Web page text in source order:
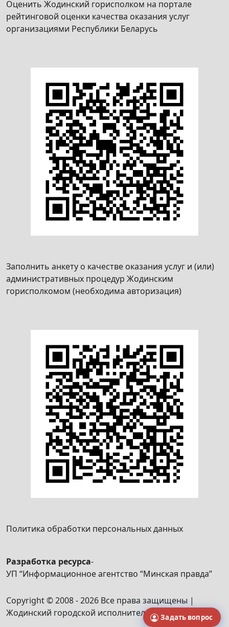
Оценить Жодинский горисполком на портале
рейтинговой оценки качества оказания услуг
организациями Республики Беларусь
Заполнить анкету о качестве оказания услуг и (или)
административных процедур Жодинским
горисполкомом (необходима авторизация)
Политика обработки персональных данных
Разработка ресурса-
УП “Информационное агентство “Минская правда”
Copyright © 2008 - 2026 Все права защищены |
Жодинский городской исполнительный комитет
Задать вопрос